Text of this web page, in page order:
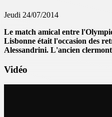
Jeudi 24/07/2014
Le match amical entre
Lisbonne était l'occasion des
Alessandrini. L'ancien
Vidéo